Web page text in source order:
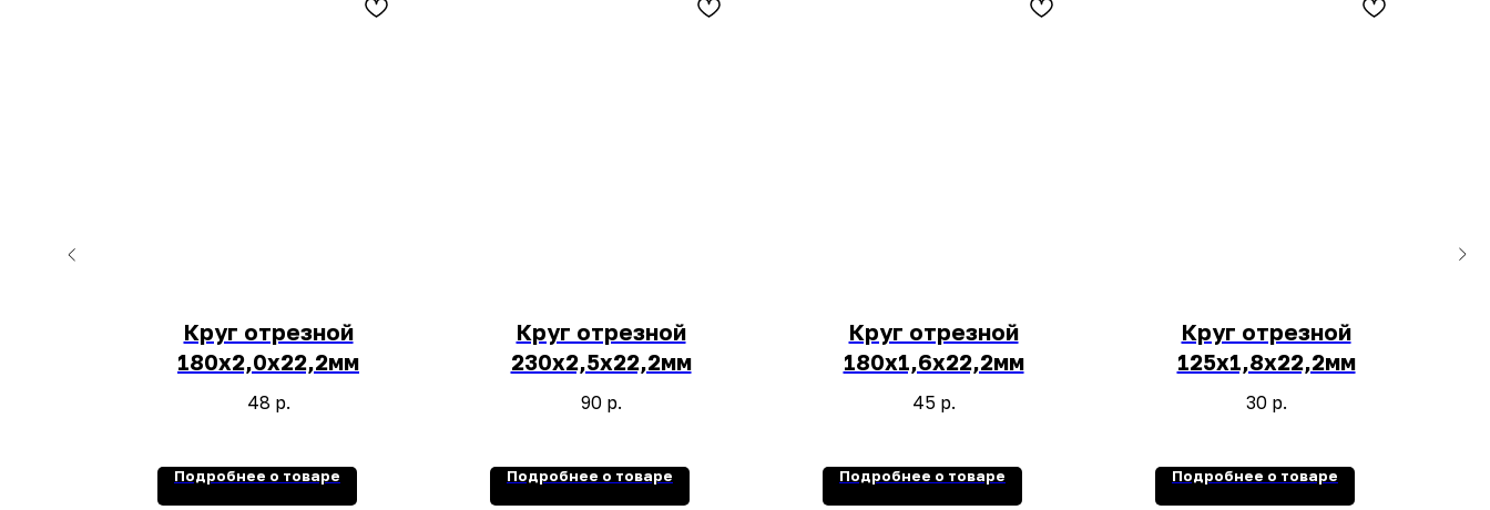
Круг отрезной
180х2,0х22,2мм
48 р.
Подробнее о товаре
Круг отрезной
230х2,5х22,2мм
90 р.
Подробнее о товаре
Круг отрезной
180х1,6х22,2мм
45 р.
Подробнее о товаре
Круг отрезной
125х1,8х22,2мм
30 р.
Подробнее о товаре